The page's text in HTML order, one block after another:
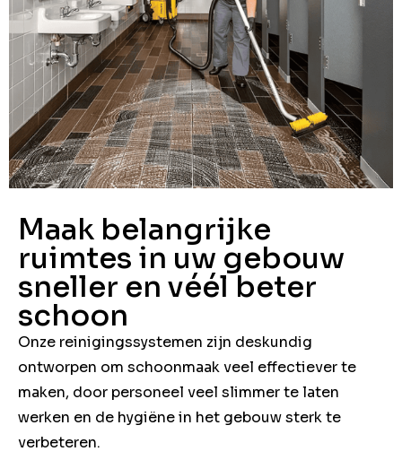
Maak belangrijke
ruimtes in uw gebouw
sneller en véél beter
schoon
Onze reinigingssystemen zijn deskundig
ontworpen om schoonmaak veel effectiever te
maken, door personeel veel slimmer te laten
werken en de hygiëne in het gebouw sterk te
verbeteren.